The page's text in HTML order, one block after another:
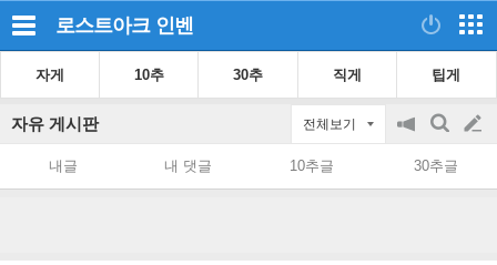
로스트아크 인벤
자게 10추 30추 직게 팁게
자유 게시판 전체보기
공
지
on/off
검
색
글
쓰
내글 내 댓글 10추글 30추글